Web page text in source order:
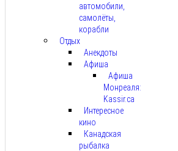
автомобили,
самолёты,
корабли
Отдых
Анекдоты
Афиша
Афиша
Монреаля:
Kassir.ca
Интересное
кино
Канадская
рыбалка